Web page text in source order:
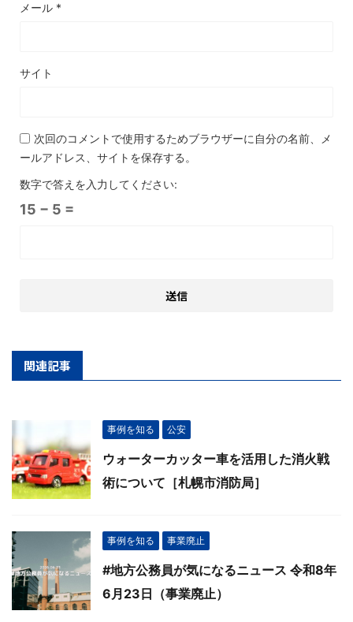
メール *
サイト
次回のコメントで使用するためブラウザーに自分の名前、メ
ールアドレス、サイトを保存する。
数字で答えを入力してください:
15 − 5 =
関連記事
事例を知る 公安
ウォーターカッター車を活用した消火戦
術について［札幌市消防局］
事例を知る 事業廃止
#地方公務員が気になるニュース 令和8年
6月23日（事業廃止）